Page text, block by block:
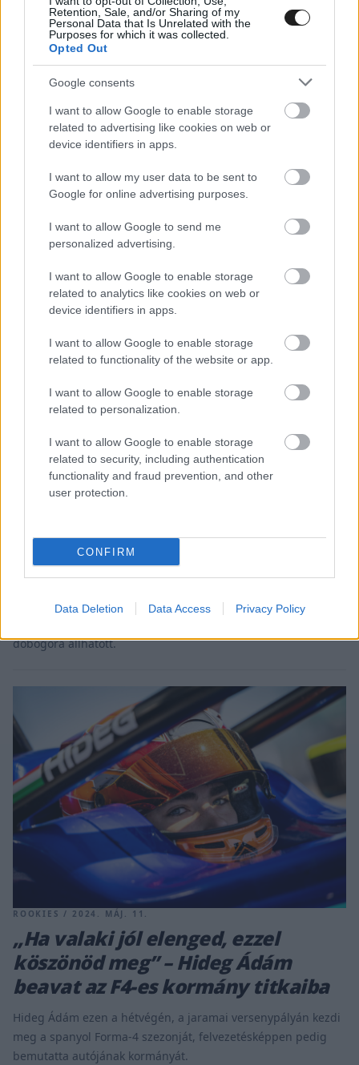
Retention, Sale, and/or Sharing of my
Personal Data that Is Unrelated with the
Purposes for which it was collected.
Opted Out
Google consents
I want to allow Google to enable storage
related to advertising like cookies on web or
device identifiers in apps.
I want to allow my user data to be sent to
Google for online advertising purposes.
I want to allow Google to send me
personalized advertising.
I want to allow Google to enable storage
related to analytics like cookies on web or
device identifiers in apps.
I want to allow Google to enable storage
related to functionality of the website or app.
I want to allow Google to enable storage
related to personalization.
I want to allow Google to enable storage
related to security, including authentication
functionality and fraud prevention, and other
user protection.
CONFIRM
Data Deletion Data Access Privacy Policy
ROOKIES / 2024. MÁJ. 24.
Félig hazai pályán szerezne újabb
dobogókat Molnár Martin a brit F4-
Molnár Martin a hétvégén Snettertonban, a brit Forma–4-es
bajnokság idei harmadik fordulójában lép pályára.
ROOKIES / 2024. MÁJ. 15.
Vida Benedek egy győzelemmel és
egy második hellyel zárt
Kecskeméten
Országos Gokart Bajnokság összevont versenyhétvégéjét
dobogóra állhatott.
ROOKIES / 2024. MÁJ. 11.
„Ha valaki jól elenged, ezzel
köszönöd meg” – Hideg Ádám
beavat az F4-es kormány titkaiba
Hideg Ádám ezen a hétvégén, a jaramai versenypályán kezdi
meg a spanyol Forma-4 szezonját, felvezetésképpen pedig
bemutatta autójának kormányát.